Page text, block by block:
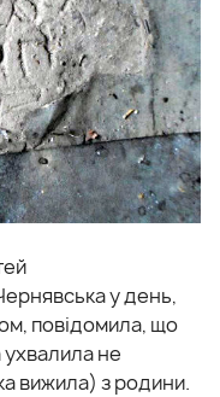
у день,
повідомила, що
ухвалила не
вижила) з родини.